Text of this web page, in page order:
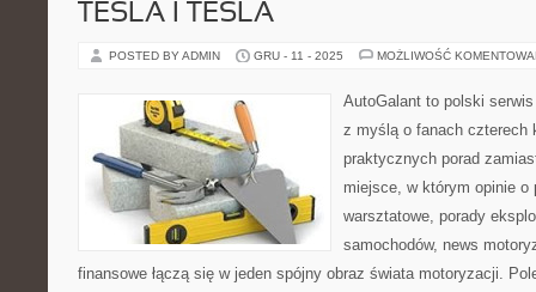
TESLA I TESLA
POSTED BY ADMIN GRU - 11 - 2025 MOŻLIWOŚĆ
AutoGalant to polski
z myślą o fanach czterech
praktycznych porad
miejsce, w którym opinie o
warsztatowe, porady
samochodów, news
finansowe łączą się w jeden spójny obraz świata motoryzacji.